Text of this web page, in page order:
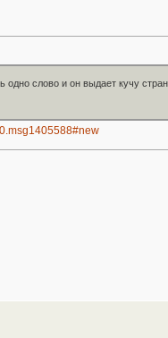
слово и он выдает кучу